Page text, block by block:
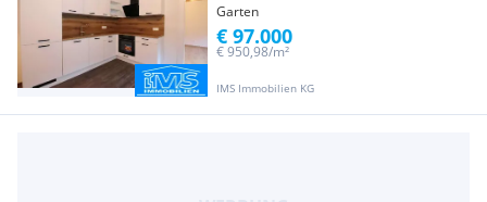
Garten
IMS Immobilien KG
€ 950,98/m²
€ 97.000